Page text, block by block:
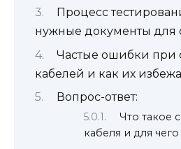
Процесс
нужные документы для
Частые ошибки при
кабелей и как их
Вопрос-ответ:
Что такое
кабеля и для